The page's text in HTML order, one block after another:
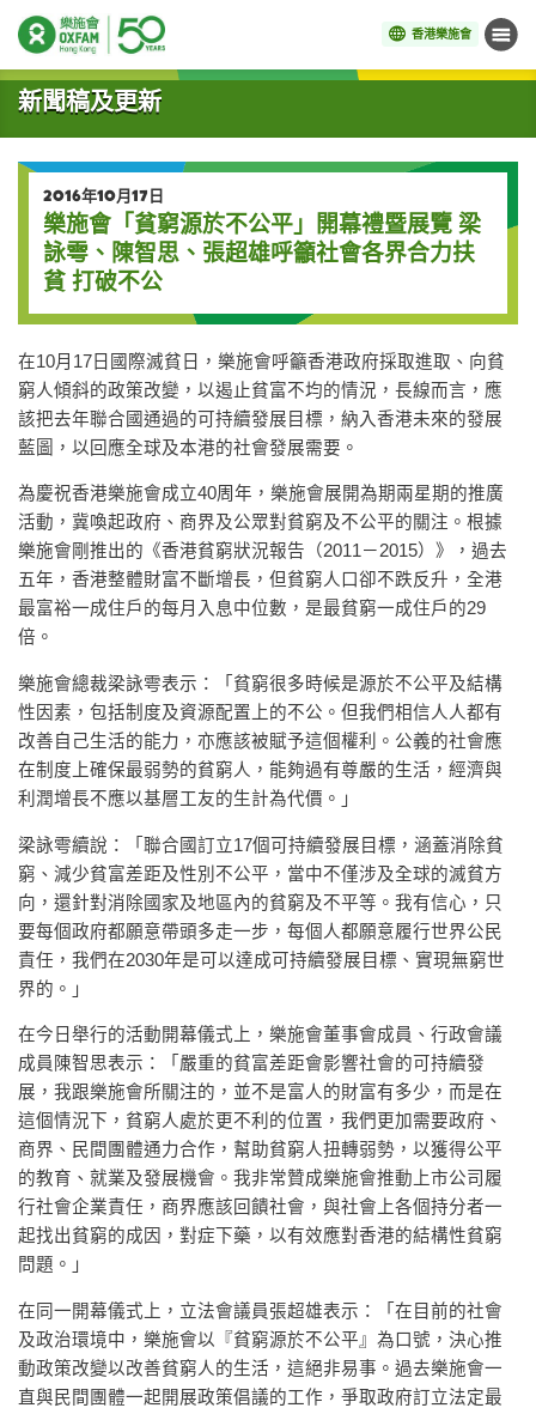
香港樂施會 目錄
開始主要內容
新聞稿及更新
2016年10月17日
樂施會「貧窮源於不公平」開幕禮暨展覽 梁
詠雩、陳智思、張超雄呼籲社會各界合力扶
貧 打破不公
在10月17日國際滅貧日，樂施會呼籲香港政府採取進取、向貧
窮人傾斜的政策改變，以遏止貧富不均的情況，長線而言，應
該把去年聯合國通過的可持續發展目標，納入香港未來的發展
藍圖，以回應全球及本港的社會發展需要。
為慶祝香港樂施會成立40周年，樂施會展開為期兩星期的推廣
活動，冀喚起政府、商界及公眾對貧窮及不公平的關注。根據
樂施會剛推出的《香港貧窮狀況報告（2011－2015）》，過去
五年，香港整體財富不斷增長，但貧窮人口卻不跌反升，全港
最富裕一成住戶的每月入息中位數，是最貧窮一成住戶的29
倍。
樂施會總裁梁詠雩表示：「貧窮很多時候是源於不公平及結構
性因素，包括制度及資源配置上的不公。但我們相信人人都有
改善自己生活的能力，亦應該被賦予這個權利。公義的社會應
在制度上確保最弱勢的貧窮人，能夠過有尊嚴的生活，經濟與
利潤增長不應以基層工友的生計為代價。」
梁詠雩續說：「聯合國訂立17個可持續發展目標，涵蓋消除貧
窮、減少貧富差距及性別不公平，當中不僅涉及全球的滅貧方
向，還針對消除國家及地區內的貧窮及不平等。我有信心，只
要每個政府都願意帶頭多走一步，每個人都願意履行世界公民
責任，我們在2030年是可以達成可持續發展目標、實現無窮世
界的。」
在今日舉行的活動開幕儀式上，樂施會董事會成員、行政會議
成員陳智思表示：「嚴重的貧富差距會影響社會的可持續發
展，我跟樂施會所關注的，並不是富人的財富有多少，而是在
這個情況下，貧窮人處於更不利的位置，我們更加需要政府、
商界、民間團體通力合作，幫助貧窮人扭轉弱勢，以獲得公平
的教育、就業及發展機會。我非常贊成樂施會推動上市公司履
行社會企業責任，商界應該回饋社會，與社會上各個持分者一
起找出貧窮的成因，對症下藥，以有效應對香港的結構性貧窮
問題。」
在同一開幕儀式上，立法會議員張超雄表示：「在目前的社會
及政治環境中，樂施會以『貧窮源於不公平』為口號，決心推
動政策改變以改善貧窮人的生活，這絕非易事。過去樂施會一
直與民間團體一起開展政策倡議的工作，爭取政府訂立法定最